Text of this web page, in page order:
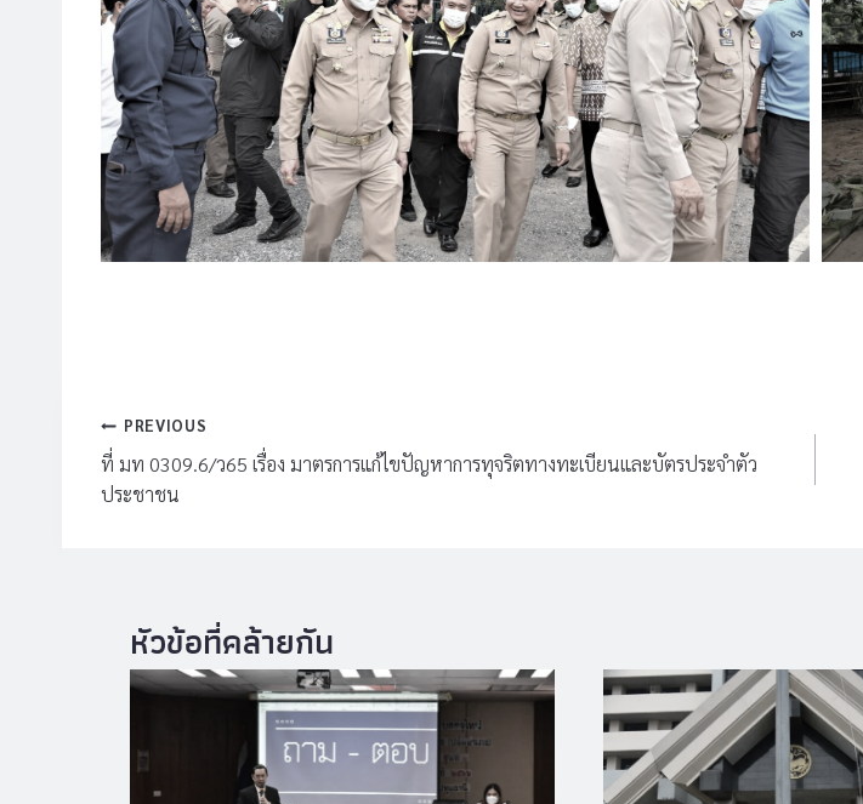
แนะแนว
เรื่อง
PREVIOUS
ที่ มท 0309.6/ว65 เรื่อง มาตรการแก้ไขปัญหาการทุจริตทางทะเบียนและบัตรประจำตัว
ประชาชน